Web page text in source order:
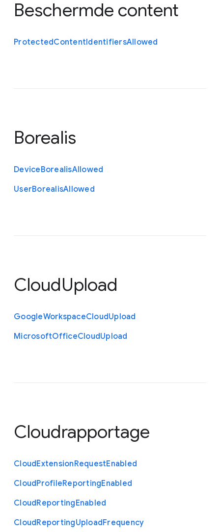
Beschermde content
ProtectedContentIdentifiersAllowed
Borealis
DeviceBorealisAllowed
UserBorealisAllowed
CloudUpload
GoogleWorkspaceCloudUpload
MicrosoftOfficeCloudUpload
Cloudrapportage
CloudExtensionRequestEnabled
CloudProfileReportingEnabled
CloudReportingEnabled
CloudReportingUploadFrequency